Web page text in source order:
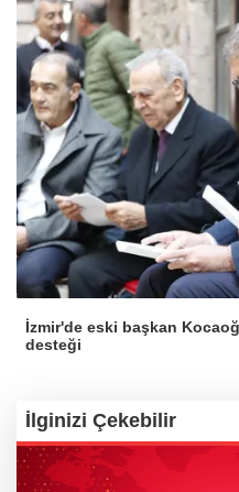
İzmir'de eski başkan
desteği
İlginizi Çekebilir